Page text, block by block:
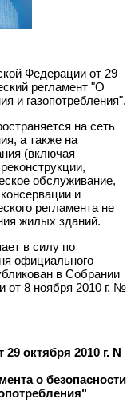
Федерации от 29
регламент "О
и газопотребления".
на сеть
а также на
(включая
обслуживание,
и
регламента не
жилых зданий.
в силу по
официального
в Собрании
от 8 ноября 2010 г. №
октября 2010 г. N
о безопасности